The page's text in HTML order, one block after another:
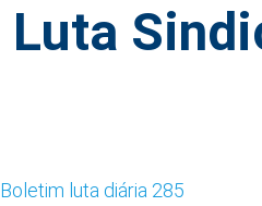
Luta
Boletim luta diária 285